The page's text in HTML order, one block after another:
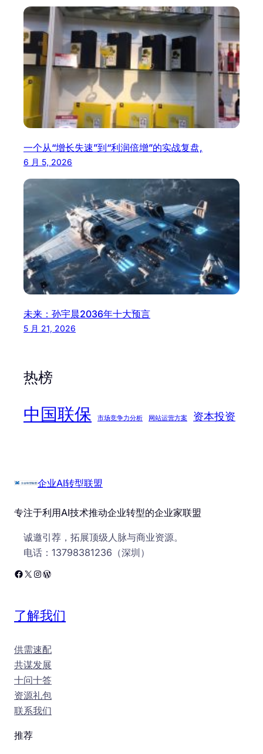
一个从“增长失速”到“利润倍增”的实战复盘,
6 月 5, 2026
未来：孙宇晨2036年十大预言
5 月 21, 2026
热榜
中国联保 市场竞争力分析 网站运营方案 资本投资
企业AI转型联盟
专注于利用AI技术推动企业转型的企业家联盟
诚邀引荐，拓展顶级人脉与商业资源。
电话：13798381236（深圳）
Facebook X Instagram WordPress
了解我们
供需速配
共谋发展
十问十答
资源礼包
联系我们
推荐